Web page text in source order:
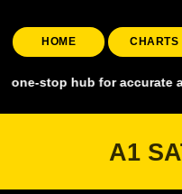
HOME CHARTS
hub for accurate and
A1